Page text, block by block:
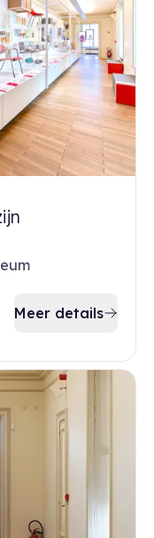
Meer details